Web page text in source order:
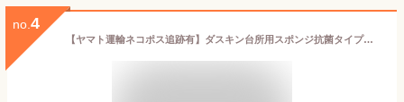
no. 4
【ヤマト運輸ネコポス追跡有】ダスキン台所用スポンジ抗菌タイプ色が選べるよりどり6個セット台所用スポンジ 抗菌 食器スポンジ 長持ち 食器